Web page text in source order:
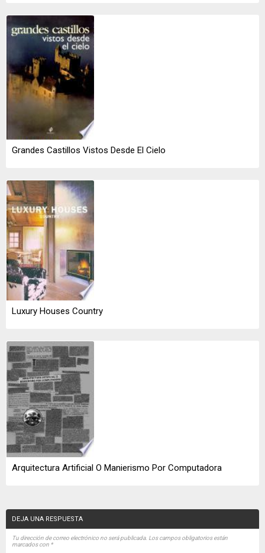
Grandes Castillos Vistos Desde El Cielo
Luxury Houses Country
Arquitectura Artificial O Manierismo Por Computadora
DEJA UNA RESPUESTA
Tu dirección de correo electrónico no será publicada. Los campos obligatorios están
marcados con *